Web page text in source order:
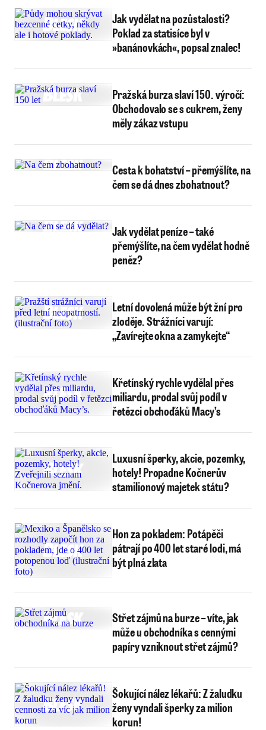
Jak vydělat na pozůstalosti?
Poklad za statisíce byl v
»banánovkách«, popsal znalec!
Pražská burza slaví 150. výročí:
Obchodovalo se s cukrem, ženy
měly zákaz vstupu
Cesta k bohatství – přemýšlíte, na
čem se dá dnes zbohatnout?
Jak vydělat peníze – také
přemýšlíte, na čem vydělat hodně
peněz?
Letní dovolená může být žní pro
zloděje. Strážníci varují:
„Zavírejte okna a zamykejte“
Křetínský rychle vydělal přes
miliardu, prodal svůj podíl v
řetězci obchoďáků Macy’s
Luxusní šperky, akcie, pozemky,
hotely! Propadne Kočnerův
stamilionový majetek státu?
Hon za pokladem: Potápěči
pátrají po 400 let staré lodi, má
být plná zlata
Střet zájmů na burze – víte, jak
může u obchodníka s cennými
papíry vzniknout střet zájmů?
Šokující nález lékařů: Z žaludku
ženy vyndali šperky za milion
korun!